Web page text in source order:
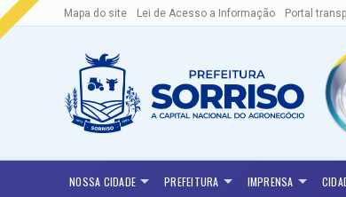
Mapa do site Lei de Acesso a Informação Portal
NOSSA CIDADE PREFEITURA IMPRENSA